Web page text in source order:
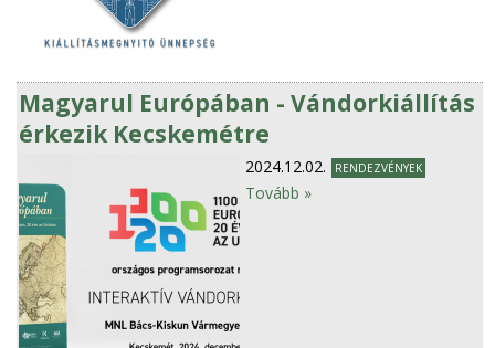
Magyarul Európában - Vándorkiállítás
érkezik Kecskemétre
2024.12.02. RENDEZVÉNYEK
Tovább »